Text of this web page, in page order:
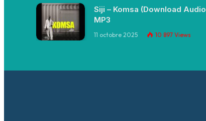
Siji – Komsa (Download Audio
MP3
11 octobre 2025 10 897 Views